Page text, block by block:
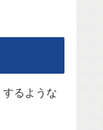
るような